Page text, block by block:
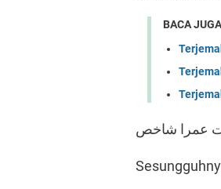
BACA JUGA
عمرا شاخص